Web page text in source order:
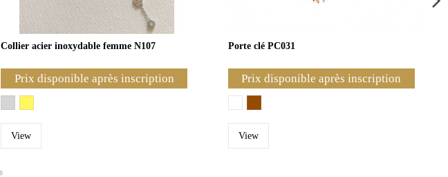
Collier acier inoxydable femme N107
Prix disponible après inscription
View
Porte clé PC031
Prix disponible après inscription
View